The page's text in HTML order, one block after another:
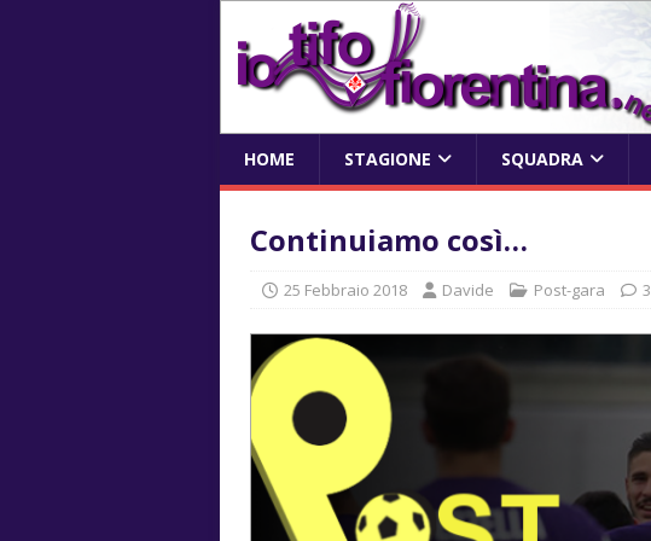
HOME STAGIONE SQUADRA
Continuiamo così…
25 Febbraio 2018 Davide Post-gara 3